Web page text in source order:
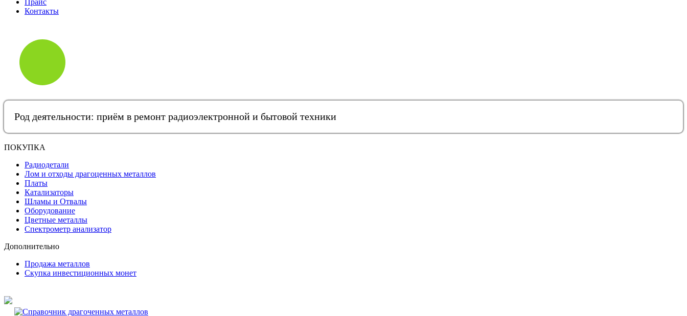
Прайс
Контакты
Род деятельности: приём в ремонт радиоэлектронной и бытовой техники
ПОКУПКА
Радиодетали
Лом и отходы драгоценных металлов
Платы
Катализаторы
Шламы и Отвалы
Оборудование
Цветные металлы
Спектрометр анализатор
Дополнительно
Продажа металлов
Скупка инвестиционных монет